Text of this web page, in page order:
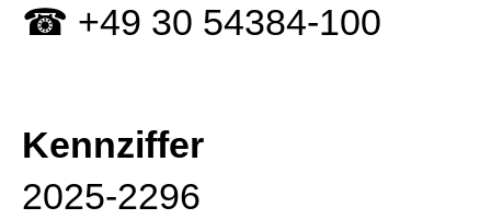
☎ +49 30 54384-100
Kennziffer
2025-2296